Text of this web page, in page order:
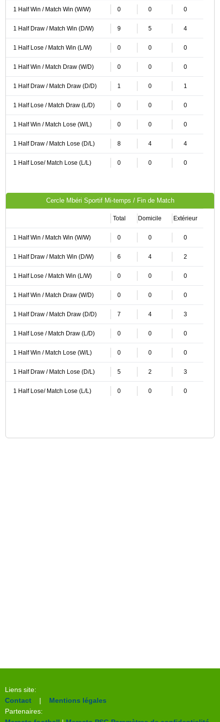
1 Half Win / Match Win (W/W) 0 0 0
1 Half Draw / Match Win (D/W) 9 5 4
1 Half Lose / Match Win (L/W) 0 0 0
1 Half Win / Match Draw (W/D) 0 0 0
1 Half Draw / Match Draw (D/D) 1 0 1
1 Half Lose / Match Draw (L/D) 0 0 0
1 Half Win / Match Lose (W/L) 0 0 0
1 Half Draw / Match Lose (D/L) 8 4 4
1 Half Lose/ Match Lose (L/L) 0 0 0
Cercle Mbéri Sportif Mi-temps / Fin de Match
Total Domicile Extérieur
1 Half Win / Match Win (W/W) 0 0 0
1 Half Draw / Match Win (D/W) 6 4 2
1 Half Lose / Match Win (L/W) 0 0 0
1 Half Win / Match Draw (W/D) 0 0 0
1 Half Draw / Match Draw (D/D) 7 4 3
1 Half Lose / Match Draw (L/D) 0 0 0
1 Half Win / Match Lose (W/L) 0 0 0
1 Half Draw / Match Lose (D/L) 5 2 3
1 Half Lose/ Match Lose (L/L) 0 0 0
Liens site:
Contact | Mentions légales
Partenaires: